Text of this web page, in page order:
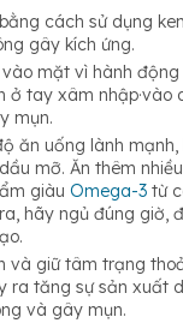
cách sử dụng
gây kích ứng.
mặt vì hành động
ở tay xâm nhập·vào
mụn.
ăn uống lành
mỡ. Ăn thêm
giàu Omega-3 từ
hãy ngủ đúng giờ,
và giữ tâm trạng
ra tăng sự sản xuất
và gây mụn.